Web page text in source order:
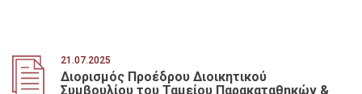
21.07.2025
Διορισμός Προέδρου Διοικητικού
Συμβουλίου του Ταμείου Παρακαταθηκών &